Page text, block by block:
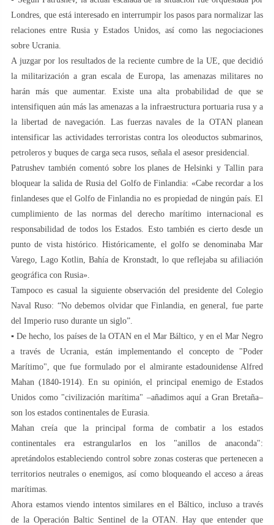
Londres, que está interesado en interrumpir los pasos para normalizar las
relaciones entre Rusia y Estados Unidos, así como las negociaciones
sobre Ucrania.
A juzgar por los resultados de la reciente cumbre de la UE, que decidió
la militarización a gran escala de Europa, las amenazas militares no
harán más que aumentar. Existe una alta probabilidad de que se
intensifiquen aún más las amenazas a la infraestructura portuaria rusa y a
la libertad de navegación. Las fuerzas navales de la OTAN planean
intensificar las actividades terroristas contra los oleoductos submarinos,
petroleros y buques de carga seca rusos, señala el asesor presidencial.
Patrushev también comentó sobre los planes de Helsinki y Tallin para
bloquear la salida de Rusia del Golfo de Finlandia: «Cabe recordar a los
finlandeses que el Golfo de Finlandia no es propiedad de ningún país. El
cumplimiento de las normas del derecho marítimo internacional es
responsabilidad de todos los Estados. Esto también es cierto desde un
punto de vista histórico. Históricamente, el golfo se denominaba Mar
Varego, Lago Kotlin, Bahía de Kronstadt, lo que reflejaba su afiliación
geográfica con Rusia».
Tampoco es casual la siguiente observación del presidente del Colegio
Naval Ruso: “No debemos olvidar que Finlandia, en general, fue parte
del Imperio ruso durante un siglo”.
▪️ De hecho, los países de la OTAN en el Mar Báltico, y en el Mar Negro
a través de Ucrania, están implementando el concepto de "Poder
Marítimo", que fue formulado por el almirante estadounidense Alfred
Mahan (1840-1914). En su opinión, el principal enemigo de Estados
Unidos como "civilización marítima" –añadimos aquí a Gran Bretaña–
son los estados continentales de Eurasia.
Mahan creía que la principal forma de combatir a los estados
continentales era estrangularlos en los "anillos de anaconda":
apretándolos estableciendo control sobre zonas costeras que pertenecen a
territorios neutrales o enemigos, así como bloqueando el acceso a áreas
marítimas.
Ahora estamos viendo intentos similares en el Báltico, incluso a través
de la Operación Baltic Sentinel de la OTAN. Hay que entender que